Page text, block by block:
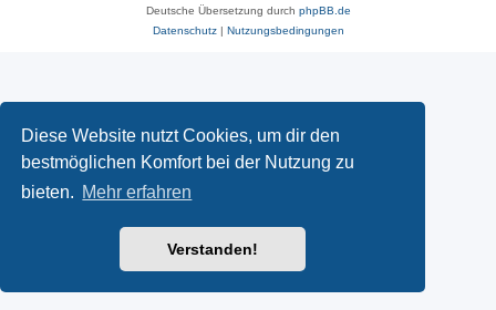
Diese Website nutzt Cookies, um dir den
bestmöglichen Komfort bei der Nutzung zu
bieten. Mehr erfahren
Verstanden!
Deutsche Übersetzung durch phpBB.de
Datenschutz| Nutzungsbedingungen